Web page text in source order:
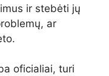
ir stebėti jų
ar
oficialiai, turi